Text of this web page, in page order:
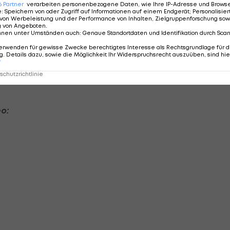
Das ist der Grund, warum es diese Tafel
nicht wissen, dass Sturm Graz mehr ist als ein
es ist unsere verdammte Verantwortung und ich
Unterstützt den SK Sturm immer, egal wo
Partner verarbeiten personenbezogene Daten, wie Ihre IP-Adresse und
: Speichern von oder Zugriff auf Informationen auf einem Endgerät;
Werbeleistung und der Performance von Inhalten, Zielgruppenforschung
von Angeboten
unter Umständen auch: Genaue Standortdaten und Identifikation durch
für gewisse Zwecke berechtigtes Interesse als Rechtsgrundlage für
Details dazu, sowie die Möglichkeit Ihr Widerspruchsrecht auszuüben, sind